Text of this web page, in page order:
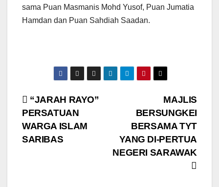
sama Puan Masmanis Mohd Yusof, Puan Jumatia
Hamdan dan Puan Sahdiah Saadan.
Post
navigation
MAJLIS
BERSUNGKEI
BERSAMA TYT
YANG DI-PERTUA
NEGERI SARAWAK
“JARAH RAYO”
PERSATUAN
WARGA ISLAM
SARIBAS